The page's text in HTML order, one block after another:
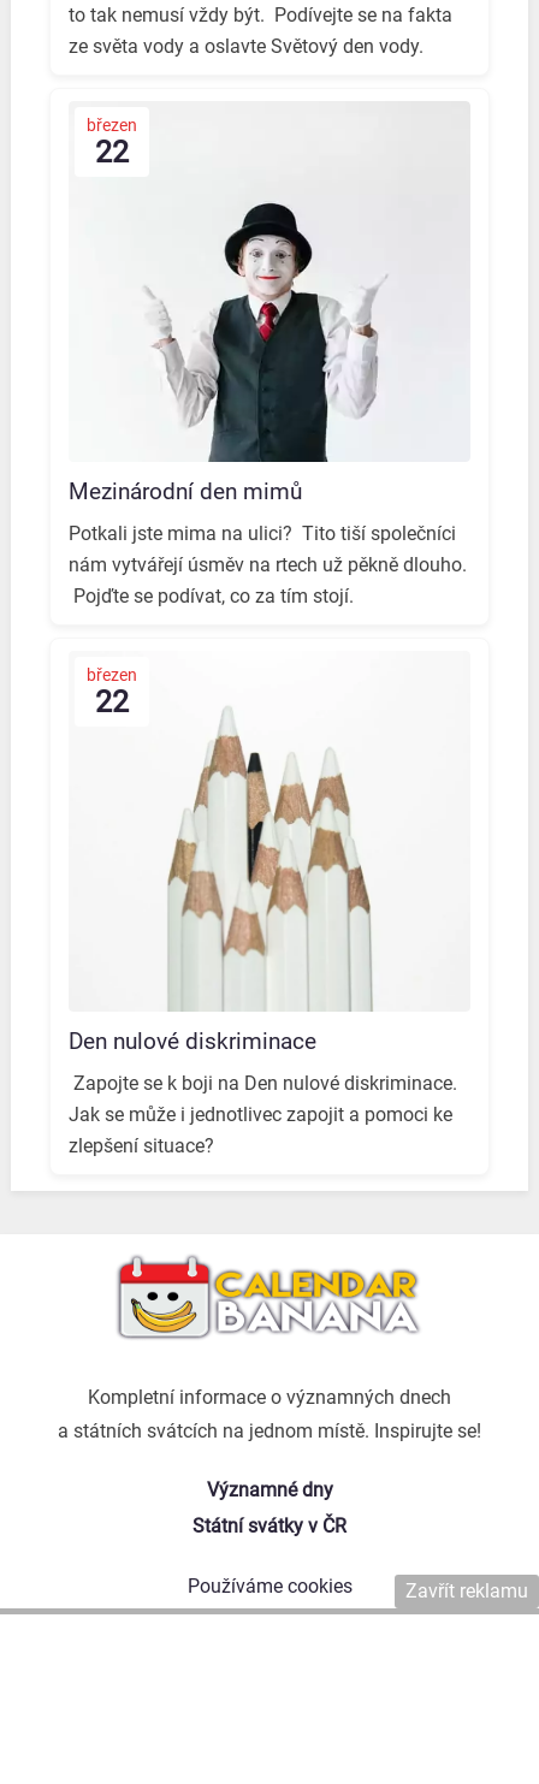
to tak nemusí vždy být. ️ Podívejte se na fakta
ze světa vody a oslavte Světový den vody. ️
březen
22
Mezinárodní den mimů
Potkali jste mima na ulici? ️ Tito tiší společníci
nám vytvářejí úsměv na rtech už pěkně dlouho.
️ Pojďte se podívat, co za tím stojí.️
březen
22
Den nulové diskriminace
️ Zapojte se k boji na Den nulové diskriminace. ️
Jak se může i jednotlivec zapojit a pomoci ke
zlepšení situace? ️
Kompletní informace o významných dnech
a státních svátcích na jednom místě. Inspirujte se!
Významné dny
Státní svátky v ČR
Používáme cookies
Zavřít reklamu